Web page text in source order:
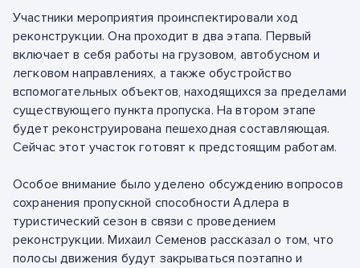
Участники мероприятия проинспектировали ход
реконструкции. Она проходит в два этапа. Первый
включает в себя работы на грузовом, автобусном и
легковом направлениях, а также обустройство
вспомогательных объектов, находящихся за пределами
существующего пункта пропуска. На втором этапе
будет реконструирована пешеходная составляющая.
Сейчас этот участок готовят к предстоящим работам.
Особое внимание было уделено обсуждению вопросов
сохранения пропускной способности Адлера в
туристический сезон в связи с проведением
реконструкции. Михаил Семенов рассказал о том, что
полосы движения будут закрываться поэтапно и